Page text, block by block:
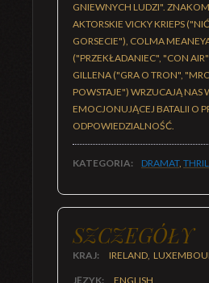
GNIEWNYCH LUDZI".
AKTORSKIE VICKY KRIEPS
GORSECIE"), COLMA
("PRZEKŁADANIEC", "CON
GILLENA ("GRA O TRON",
POWSTAJE") WRZUCAJĄ NAS
EMOCJONUJĄCEJ BATALII O
ODPOWIEDZIALNOŚĆ.
KATEGORIA: DRAMAT,
SZCZEGÓŁY
KRAJ: IRELAND,
JĘZYK: ENGLISH